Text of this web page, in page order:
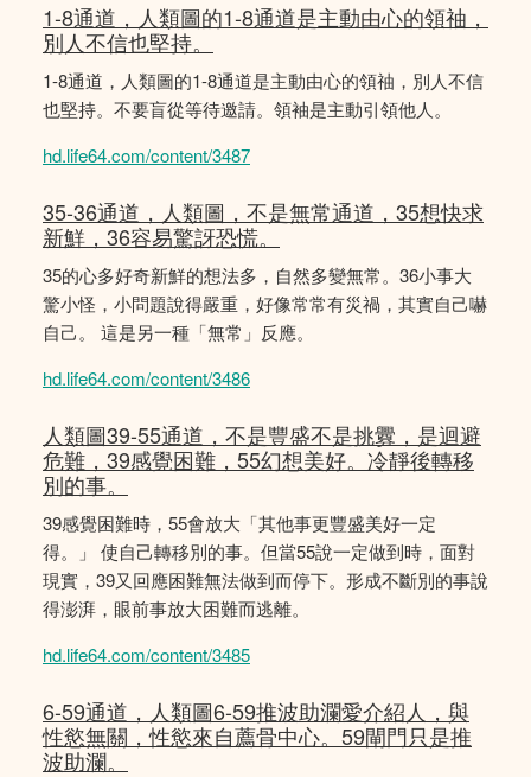
1-8通道，人類圖的1-8通道是主動由心的領䄂，
別人不信也堅持。
1-8通道，人類圖的1-8通道是主動由心的領䄂，別人不信
也堅持。不要盲從等待邀請。領袖是主動引領他人。
hd.life64.com/content/3487
35-36通道，人類圖，不是無常通道，35想快求
新鮮，36容易驚訝恐慌。
35的心多好奇新鮮的想法多，自然多變無常。36小事大
驚小怪，小問題說得嚴重，好像常常有災禍，其實自己嚇
自己。 這是另一種「無常」反應。
hd.life64.com/content/3486
人類圖39-55通道，不是豐盛不是挑釁，是迴避
危難，39感覺困難，55幻想美好。冷靜後轉移
別的事。
39感覺困難時，55會放大「其他事更豐盛美好一定
得。」 使自己轉移別的事。但當55說一定做到時，面對
現實，39又回應困難無法做到而停下。形成不斷別的事說
得澎湃，眼前事放大困難而逃離。
hd.life64.com/content/3485
6-59通道，人類圖6-59推波助瀾愛介紹人，與
性慾無關，性慾來自薦骨中心。59閘門只是推
波助瀾。